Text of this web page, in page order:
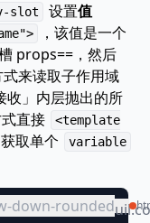
slot 设置值
，该值是一个
props==，然后
式来读取子作用域
收」内层抛出的所
直接
<template
获取单个 variable
down-rounded